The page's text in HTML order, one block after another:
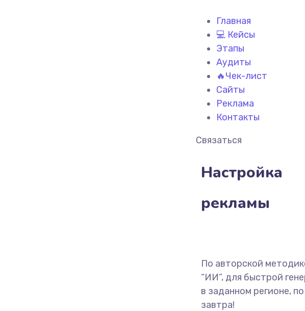
Главная
💻 Кейсы
Этапы
Аудиты
🔥Чек-лист
Сайты
Реклама
Контакты
Связаться
Настройка
рекламы
По авторской
“ИИ”, для быстрой
в заданном регионе,
завтра!